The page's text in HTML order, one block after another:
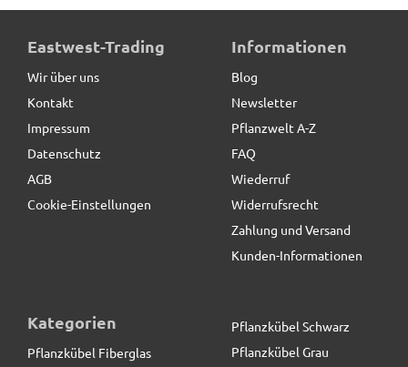
Eastwest-Trading
Wir über uns
Kontakt
Impressum
Datenschutz
AGB
Cookie-Einstellungen
Informationen
Blog
Newsletter
Pflanzwelt A-Z
FAQ
Wiederruf
Widerrufsrecht
Zahlung und Versand
Kunden-Informationen
Kategorien
Pflanzkübel Fiberglas
Pflanzkübel Schwarz
Pflanzkübel Grau